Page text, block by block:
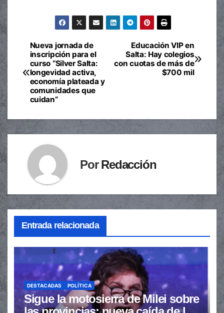
Navegación
de
entradas
Educación VIP en
Salta: Hay colegios
con cuotas de más de
$700 mil
Nueva jornada de
inscripción para el
curso “Silver Salta:
longevidad activa,
economía plateada y
comunidades que
cuidan”
PorRedacción
Entrada relacionada
DESTACADAS POLÍTICA
Sigue la motosierra de Milei sobre